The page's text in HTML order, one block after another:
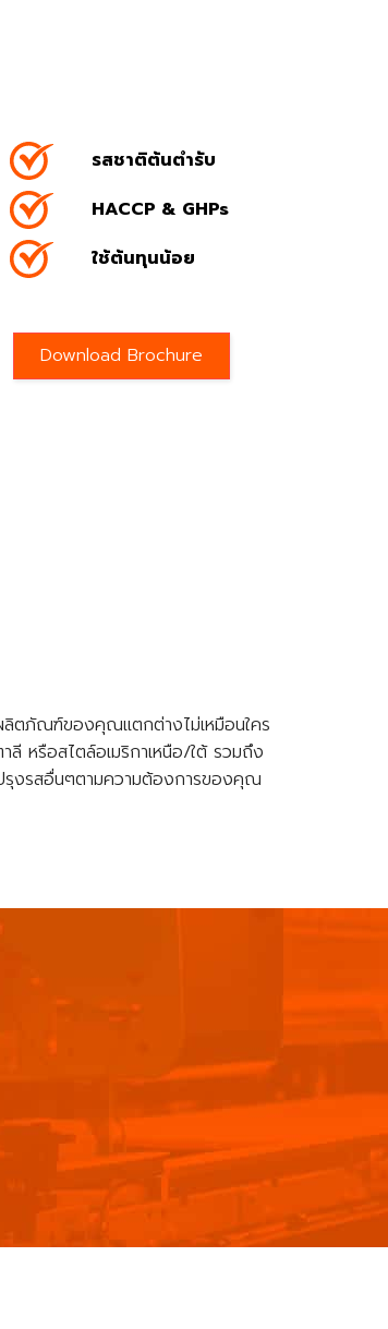
รสชาติต้นตำรับ
HACCP & GHPs
ใช้ต้นทุนน้อย
Download Brochure
ลิตภัณฑ์ของคุณแตกต่างไม่เหมือนใคร
ลี หรือสไตล์อเมริกาเหนือ/ใต้ รวมถึง
ปรุงรสอื่นๆตามความต้องการของคุณ